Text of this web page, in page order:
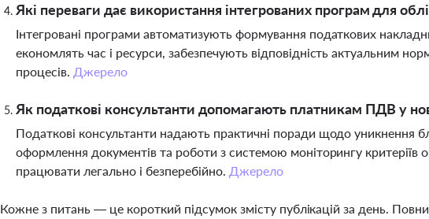
Які переваги дає використання інтегрованих програм для
Інтегровані програми автоматизують формування податкових
економлять час і ресурси, забезпечують відповідність актуальним
процесів. Джерело
Як податкові консультанти допомагають платникам ПДВ у
Податкові консультанти надають практичні поради щодо уникнення
оформлення документів та роботи з системою моніторингу критеріїв
працювати легально і безперебійно. Джерело
Кожне з питань — це короткий підсумок змісту публікацій за день.